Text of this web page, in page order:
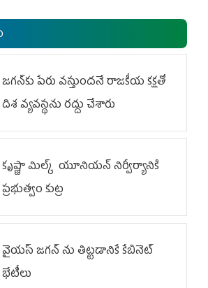
జగన్‌కు పేరు వస్తుందనే రాజకీయ కక్షతో
దిశ వ్య‌వ‌స్థ‌ను రద్దు చేశారు
కృష్ణా మిల్క్‌ యూనియన్‌ నిర్వీర్యానికి
ప్రభుత్వం కుట్ర
వైయ‌స్ జగన్‌ ను తిట్టడానికే కేబినెట్‌
భేటీలు